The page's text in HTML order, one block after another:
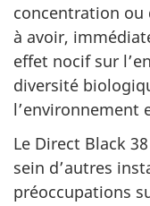
concentration ou
à avoir,
effet nocif sur
diversité
l’environnement
Le Direct Black
sein d’autres
préoccupations